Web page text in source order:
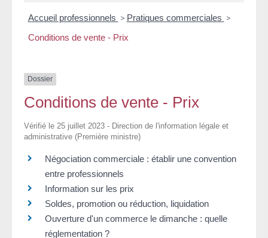
Accueil professionnels > Pratiques commerciales >
Conditions de vente - Prix
Dossier
Conditions de vente - Prix
Vérifié le 25 juillet 2023 - Direction de l'information légale et
administrative (Première ministre)
Négociation commerciale : établir une convention
entre professionnels
Information sur les prix
Soldes, promotion ou réduction, liquidation
Ouverture d'un commerce le dimanche : quelle
réglementation ?